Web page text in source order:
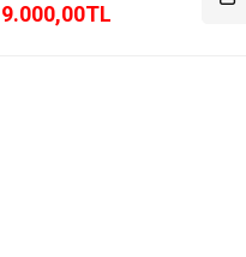
9.000,00TL